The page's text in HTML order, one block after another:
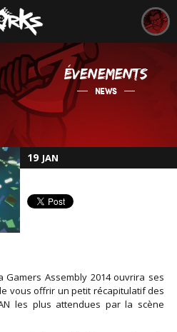
ÉVENEMENTS
NEWS
19 JAN
Assembly 2014 ouvrira ses
vous offrir un petit récapitulatif des
les plus attendues par la scène